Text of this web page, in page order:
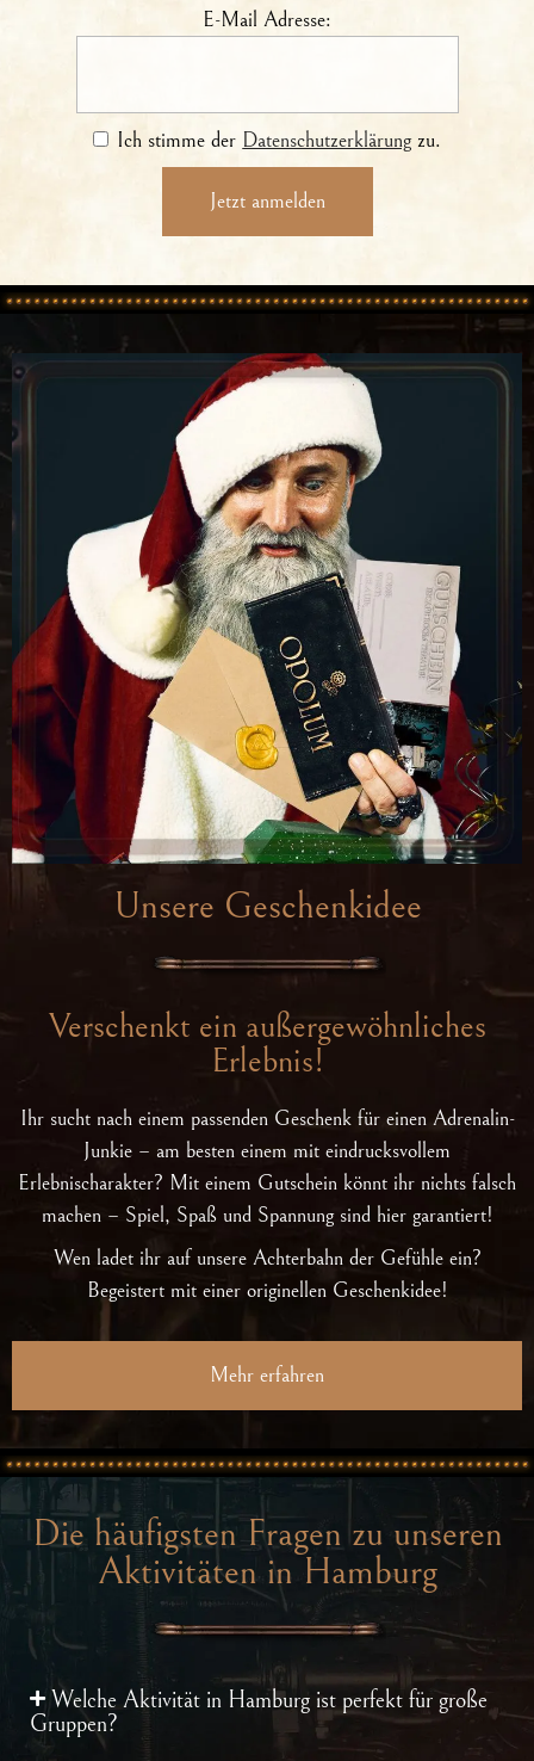
E-Mail Adresse:
Ich stimme der Datenschutzerklärungzu.
Unsere Geschenkidee
Verschenkt ein außergewöhnliches
Erlebnis!
Ihr sucht nach einem passenden Geschenk für einen Adrenalin-
Junkie – am besten einem mit eindrucksvollem
Erlebnischarakter? Mit einem Gutschein könnt ihr nichts falsch
machen – Spiel, Spaß und Spannung sind hier garantiert!
Wen ladet ihr auf unsere Achterbahn der Gefühle ein?
Begeistert mit einer originellen Geschenkidee!
Mehr erfahren
Die häufigsten Fragen zu unseren
Aktivitäten in Hamburg
Welche Aktivität in Hamburg ist perfekt für große
Gruppen?